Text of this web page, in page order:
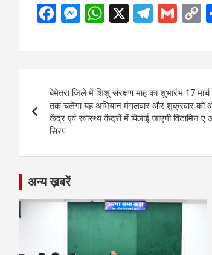
F
ce
o
o
k
M
se
g
er
W
at
A
p
p
X
T
e
a
m
G
ail
n
k
navigation
बेमेतरा जिले में शिशु संरक्षण माह का शुभारंभ 17
तक चलेगा यह अभियान मंगलवार और शुक्रवार को
केंद्र एवं स्वास्थ्य केंद्रों में पिलाई जाएगी विटामिन
सिरप
अन्य ख़बरें